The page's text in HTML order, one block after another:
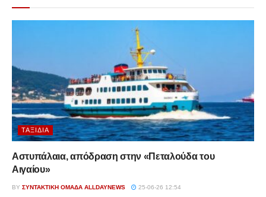
ΤΑΞΊΔΙΑ
Αστυπάλαια, απόδραση στην «Πεταλούδα του
Αιγαίου»
BY ΣΥΝΤΑΚΤΙΚΉ ΟΜΆΔΑ ALLDAYNEWS 25-06-26 12:54